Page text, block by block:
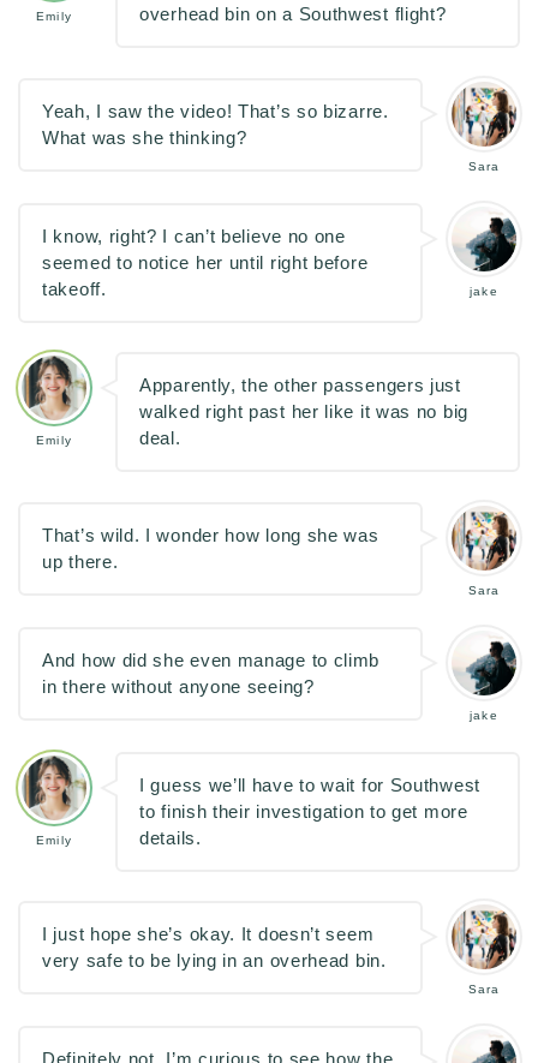
Emily
overhead bin on a Southwest flight?
Sara
Yeah, I saw the video! That’s so bizarre.
What was she thinking?
jake
I know, right? I can’t believe no one
seemed to notice her until right before
takeoff.
Emily
Apparently, the other passengers just
walked right past her like it was no big
deal.
Sara
That’s wild. I wonder how long she was
up there.
jake
And how did she even manage to climb
in there without anyone seeing?
Emily
I guess we’ll have to wait for Southwest
to finish their investigation to get more
details.
Sara
I just hope she’s okay. It doesn’t seem
very safe to be lying in an overhead bin.